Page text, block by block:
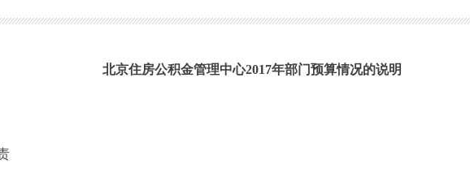
北京住房公积金管理中心2017年部门预算情况的说明